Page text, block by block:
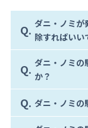
Q. ダニ・ノミが
除すればいい
Q. ダニ・ノミの
か？
Q. ダニ・ノミの